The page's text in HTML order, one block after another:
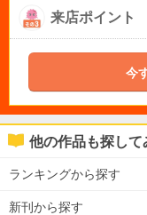
来店ポイント
今
他の作品も探して
ランキングから探す
新刊から探す